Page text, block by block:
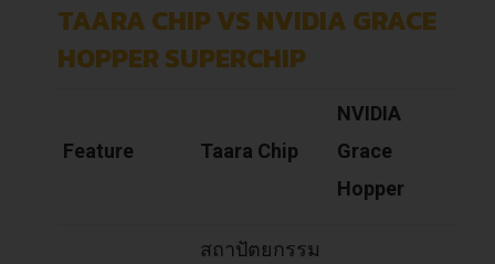
TAARA CHIP VS NVIDIA GRACE
HOPPER SUPERCHIP
Feature Taara Chip
NVIDIA
Grace
Hopper
สถาปัตยกรรม